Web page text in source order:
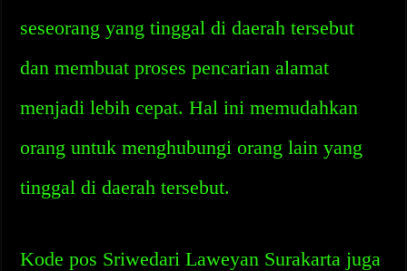
seseorang yang tinggal di daerah tersebut
dan membuat proses pencarian alamat
menjadi lebih cepat. Hal ini memudahkan
orang untuk menghubungi orang lain yang
tinggal di daerah tersebut.
Kode pos Sriwedari Laweyan Surakarta juga